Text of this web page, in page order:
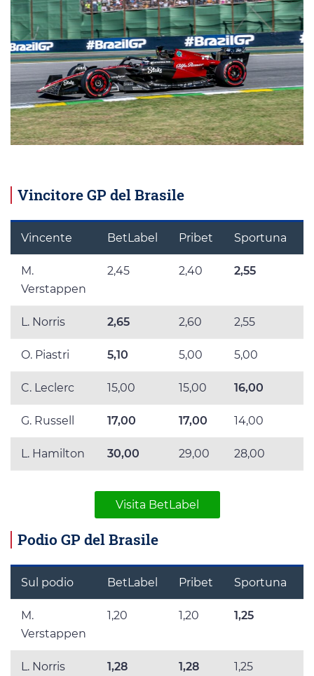
Vincitore GP del Brasile
Vincente BetLabel Pribet Sportuna
M.
Verstappen
2,45 2,40 2,55
L. Norris 2,65 2,60 2,55
O. Piastri 5,10 5,00 5,00
C. Leclerc 15,00 15,00 16,00
G. Russell 17,00 17,00 14,00
L. Hamilton 30,00 29,00 28,00
Visita BetLabel
Podio GP del Brasile
Sul podio BetLabel Pribet Sportuna
M.
Verstappen
1,20 1,20 1,25
L. Norris 1,28 1,28 1,25